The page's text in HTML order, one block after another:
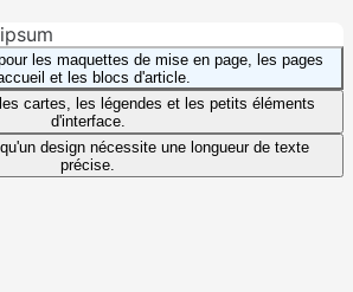
les maquettes de mise en page, les pages
et les blocs d'article.
cartes, les légendes et les petits éléments
d'interface.
design nécessite une longueur de texte
précise.